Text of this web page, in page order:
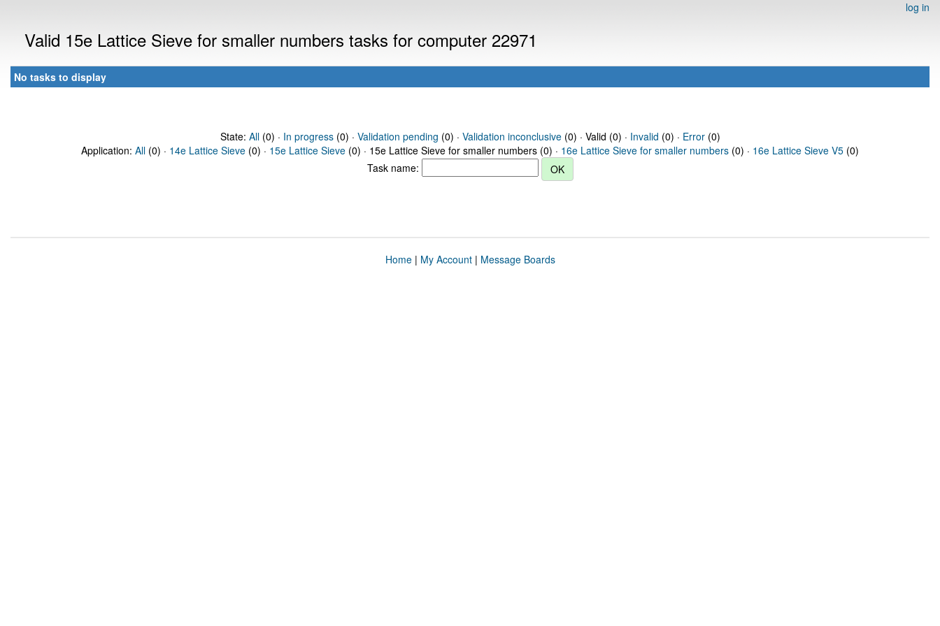
log in
Valid 15e Lattice Sieve for smaller numbers tasks for computer 22971
No tasks to display
State: All(0) · In progress(0) · Validation pending (0) · Validation inconclusive(0) · Valid (0) · Invalid (0) · Error(0)
Application: All (0) · 14e Lattice Sieve (0) · 15e Lattice Sieve (0) · 15e Lattice Sieve for smaller numbers (0) · 16e Lattice Sieve for smaller numbers (0) · 16e Lattice Sieve V5 (0)
Task name:
Home| My Account| Message Boards